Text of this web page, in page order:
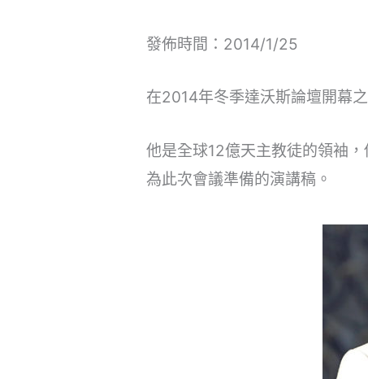
發佈時間：2014/1/25
在2014年冬季達沃斯論壇開幕
他是全球12億天主教徒的領袖
為此次會議準備的演講稿。